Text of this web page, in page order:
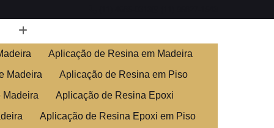
Aplicação de Resina em Madeira
Madeira
Aplicação de Resina em Piso
Madeira
Aplicação de Resina Epoxi
Aplicação de Resina Epoxi em Piso